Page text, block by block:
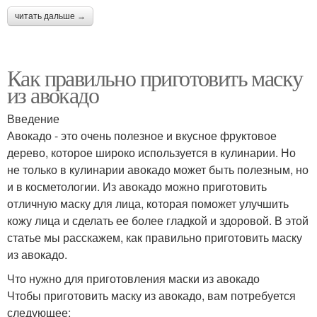
читать дальше →
Как правильно приготовить маску
из авокадо
Введение
Авокадо - это очень полезное и вкусное фруктовое
дерево, которое широко используется в кулинарии. Но
не только в кулинарии авокадо может быть полезным, но
и в косметологии. Из авокадо можно приготовить
отличную маску для лица, которая поможет улучшить
кожу лица и сделать ее более гладкой и здоровой. В этой
статье мы расскажем, как правильно приготовить маску
из авокадо.
Что нужно для приготовления маски из авокадо
Чтобы приготовить маску из авокадо, вам потребуется
следующее: